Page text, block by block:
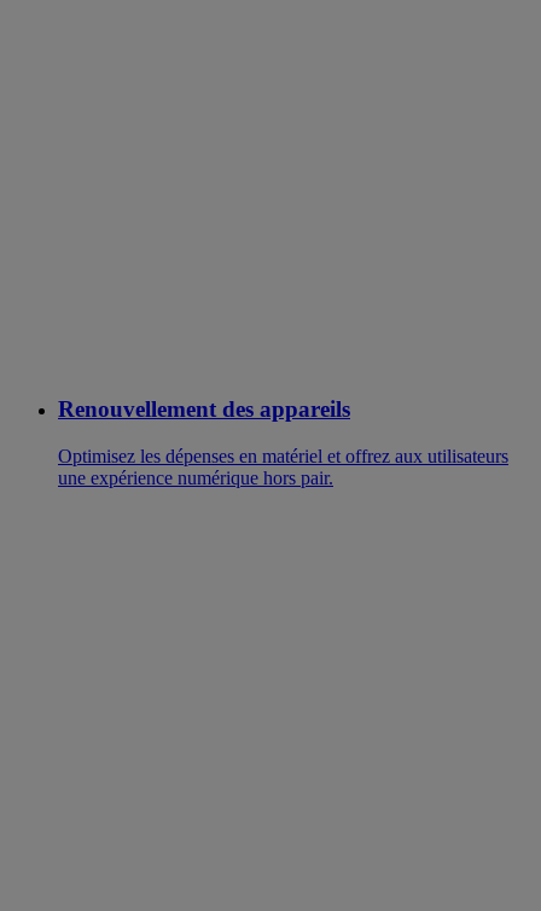
Renouvellement des appareils
Optimisez les dépenses en matériel et offrez aux utilisateurs
une expérience numérique hors pair.